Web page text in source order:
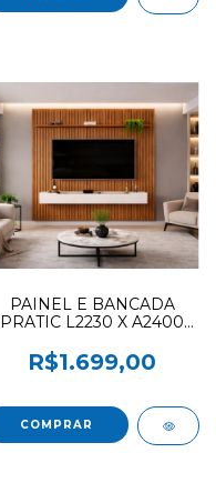
PAINEL E BANCADA
PRATIC L2230 X A2400
WHITE
R$1.699,00